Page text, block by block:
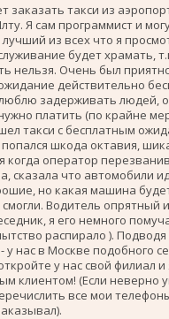
заказать такси из
Я сам программист и
из всех что я
будет храмать,
нельзя. Очень был
действительно
задерживать людей,
платить (по крайне
такси с бесплатным
шкода октавия,
когда оператор
сказала что автомобили
но какая машина
Водитель опрятный
я его немного
распирало ). Подводя
у нас в Москве подобного
у нас свой филиал и
клиентом! (Если неверно
все мои